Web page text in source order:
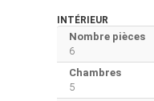
INTÉRIEUR
Nombre pièces
6
Chambres
5